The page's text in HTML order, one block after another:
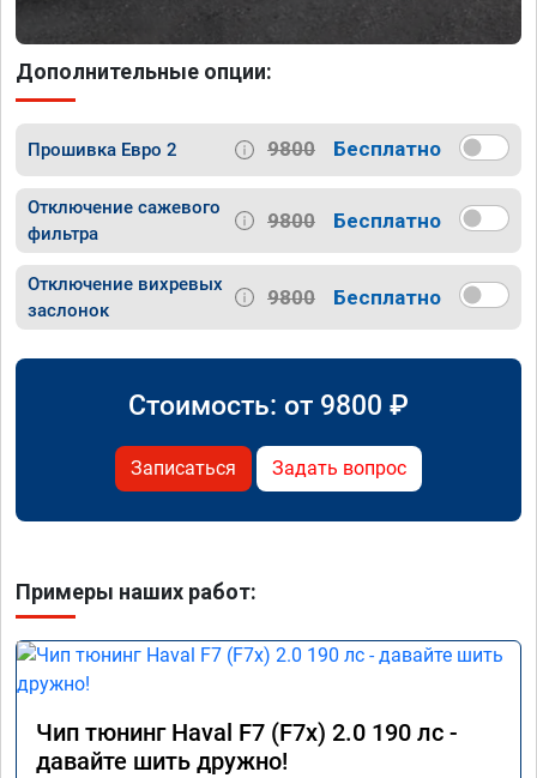
Дополнительные опции:
Прошивка Евро 2 9800 Бесплатно
Отключение сажевого
фильтра
9800 Бесплатно
Отключение вихревых
заслонок
9800 Бесплатно
Стоимость: от 9800 ₽
Записаться Задать вопрос
Примеры наших работ:
Чип тюнинг Haval F7 (F7x) 2.0 190 лс -
давайте шить дружно!